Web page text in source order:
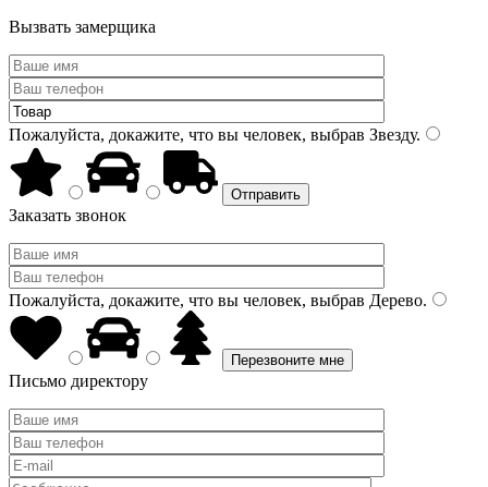
Вызвать замерщика
Пожалуйста, докажите, что вы человек, выбрав Звезду.
Заказать звонок
Пожалуйста, докажите, что вы человек, выбрав Дерево.
Письмо директору